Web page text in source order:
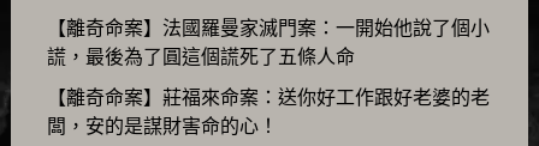
【離奇命案】法國羅曼家滅門案：一開始他說了個小
謊，最後為了圓這個謊死了五條人命
【離奇命案】莊福來命案：送你好工作跟好老婆的老
闆，安的是謀財害命的心！